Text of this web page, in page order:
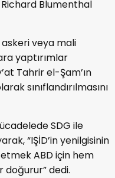
Richard Blumenthal
askeri veya mali
yaptırımlar
Tahrir el-Şam’ın
sınıflandırılmasını
SDG ile
“IŞİD’in yenilgisinin
ABD için hem
dedi.